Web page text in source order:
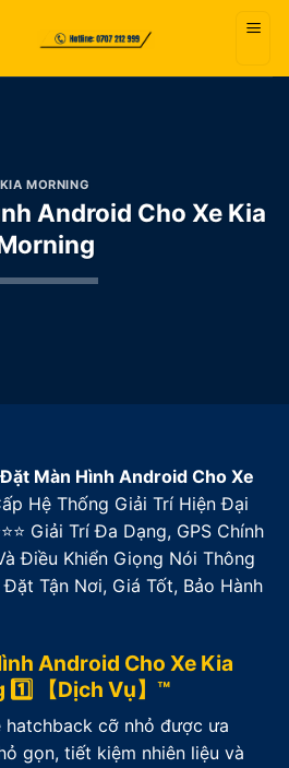
KIA MORNING
Android Cho Xe Kia
Màn Hình Android Cho Xe
Hệ Thống Giải Trí Hiện Đại
Giải Trí Đa Dạng, GPS Chính
Điều Khiển Giọng Nói Thông
Đặt Tận Nơi, Giá Tốt, Bảo Hành
Android Cho Xe Kia
【Dịch Vụ】™
hatchback cỡ nhỏ được ưa
gọn, tiết kiệm nhiên liệu và